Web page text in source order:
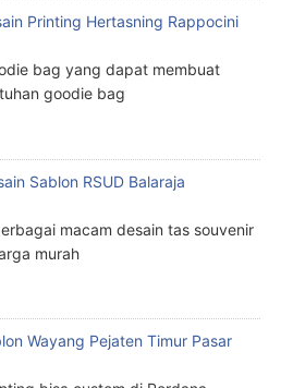
Printing Hertasning Rappocini
bag yang dapat membuat
goodie bag
Sablon RSUD Balaraja
macam desain tas souvenir
murah
Wayang Pejaten Timur Pasar